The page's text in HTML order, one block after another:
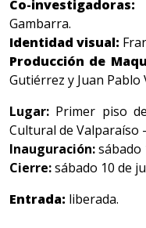
Co-investigadoras:
Gambarra.
Identidad visual:
Producción de
Gutiérrez y Juan Pablo
Lugar: Primer piso
Cultural de Valparaíso
Inauguración:sábado
Cierre:sábado 10 de
Entrada: liberada.